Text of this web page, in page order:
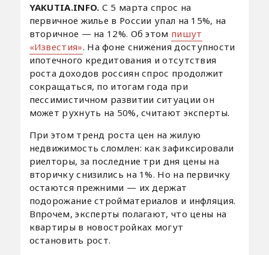
YAKUTIA.INFO. С 5 марта спрос на
первичное жилье в России упал на 15%, на
вторичное — на 12%. Об этом пишут
«Известия». На фоне снижения доступности
ипотечного кредитования и отсутствия
роста доходов россиян спрос продолжит
сокращаться, по итогам года при
пессимистичном развитии ситуации он
может рухнуть на 50%, считают эксперты.
При этом тренд роста цен на жилую
недвижимость сломлен: как зафиксировали
риелторы, за последние три дня цены на
вторичку снизились на 1%. Но на первичку
остаются прежними — их держат
подорожание стройматериалов и инфляция.
Впрочем, эксперты полагают, что цены на
квартиры в новостройках могут
остановить рост.